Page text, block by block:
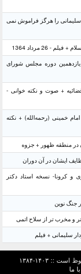
را هرگز فراموش نمی
26 مرداد 1364
یازدهمین دوره مجلس شورای
+ صوت و نکته خوانی -
خمینی (رحمه‌الله) + نکته
منطقه ظهور + جزوه
ایشان در آن دوران
و کرونا- نسخه استاد دکتر
جنگ نوین
و مخرب تر از سلاح اتمی
سلیمانی + فیلم
:: ۱۴۰۳-۱۳۸۴
ما